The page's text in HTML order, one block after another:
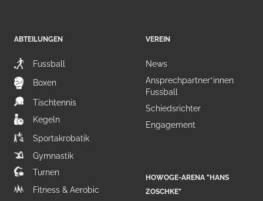
ABTEILUNGEN
Fussball
Boxen
Tischtennis
Kegeln
Sportakrobatik
Gymnastik
Turnen
Fitness & Aerobic
VEREIN
News
Ansprechpartner*innen
Fussball
Schiedsrichter
Engagement
HOWOGE-ARENA "HANS
ZOSCHKE"